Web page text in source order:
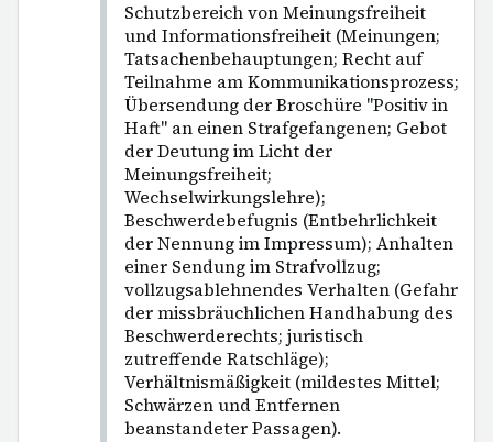
Schutzbereich von Meinungsfreiheit
und Informationsfreiheit (Meinungen;
Tatsachenbehauptungen; Recht auf
Teilnahme am Kommunikationsprozess;
Übersendung der Broschüre "Positiv in
Haft" an einen Strafgefangenen; Gebot
der Deutung im Licht der
Meinungsfreiheit;
Wechselwirkungslehre);
Beschwerdebefugnis (Entbehrlichkeit
der Nennung im Impressum); Anhalten
einer Sendung im Strafvollzug;
vollzugsablehnendes Verhalten (Gefahr
der missbräuchlichen Handhabung des
Beschwerderechts; juristisch
zutreffende Ratschläge);
Verhältnismäßigkeit (mildestes Mittel;
Schwärzen und Entfernen
beanstandeter Passagen).